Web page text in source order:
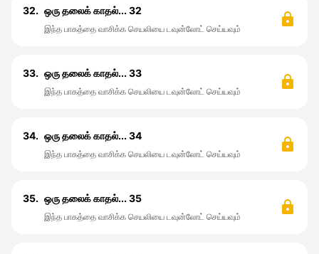
32. ஒரு தலைக் காதல்... 32
இந்த பாகத்தை வாசிக்க செயலியை டவுன்லோட் செய்யவும்
33. ஒரு தலைக் காதல்... 33
இந்த பாகத்தை வாசிக்க செயலியை டவுன்லோட் செய்யவும்
34. ஒரு தலைக் காதல்... 34
இந்த பாகத்தை வாசிக்க செயலியை டவுன்லோட் செய்யவும்
35. ஒரு தலைக் காதல்... 35
இந்த பாகத்தை வாசிக்க செயலியை டவுன்லோட் செய்யவும்